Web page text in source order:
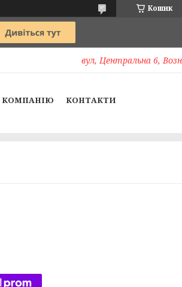
Кошик
вул, Центральна 6,
КОМПАНІЮ КОНТАКТИ